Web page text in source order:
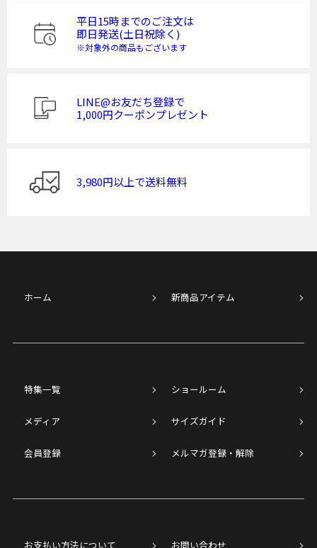
平日15時までのご注文は
即日発送(土日祝除く)
※対象外の商品もございます
LINE@お友だち登録で
1,000円クーポンプレゼント
3,980円以上で送料無料
ホーム 新商品アイテム
特集一覧 ショールーム
メディア サイズガイド
会員登録 メルマガ登録・解除
お支払い方法について お問い合わせ